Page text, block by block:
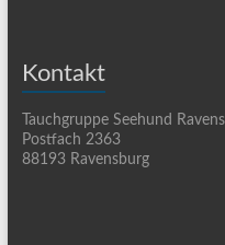
Kontakt
Tauchgruppe Seehund
Postfach 2363
88193 Ravensburg